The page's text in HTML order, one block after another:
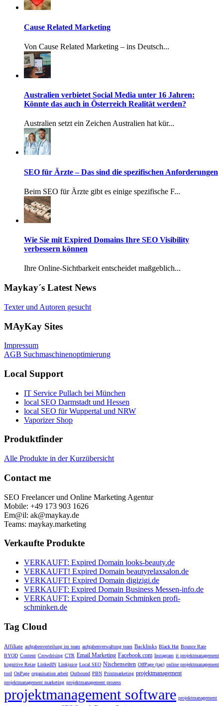
Cause Related Marketing
Von Cause Related Marketing – ins Deutsch...
Australien verbietet Social Media unter 16 Jahren:
Könnte das auch in Österreich Realität werden?
Australien setzt ein Zeichen Australien hat kür...
SEO für Ärzte – Das sind die spezifischen Anforderungen
Beim SEO für Ärzte gibt es einige spezifische F...
Wie Sie mit Expired Domains Ihre SEO Visibility
verbessern können
Ihre Online-Sichtbarkeit entscheidet maßgeblich...
Maykay´s Latest News
Texter und Autoren gesucht
MAyKay Sites
Impressum
AGB Suchmaschinenoptimierung
Local Support
IT Service Pullach bei München
local SEO Darmstadt und Hessen
local SEO für Wuppertal und NRW
Vaporizer Shop
Produktfinder
Alle Produkte in der Kurzübersicht
Contact me
SEO Freelancer und Online Marketing Agentur
Mobile: +49 173 903 1626
Em@il: ak@maykay.de
Teams: maykay.marketing
Verkaufte Produkte
VERKAUFT: Expired Domain looks-beauty.de
VERKAUFT! Expired Domain beautyrelaxsalon.de
VERKAUFT! Expired Domain digizigi.de
VERKAUFT: Expired Domain Business Messen-info.de
VERKAUFT: Expired Domain Schminken profi-
schminken.de
Tag Cloud
Affiliate aufgabenverteilung im team aufgabenverwaltung team Backlinks Black Hat Bounce Rate
BYOD Content Crowdrising CTR Email Marketing Facebook.com Instagram it projektmanagement
kognitive Reize LinkedIN Linkjuice Local SEO Nischenseiten OffPage (tag) online projektmanagement
tool OnPage organisation arbeit Outbound PBN Printmarketing projektmanagement
projektmanagement marketing projektmanagement prozess
projektmanagement software projektmanagement